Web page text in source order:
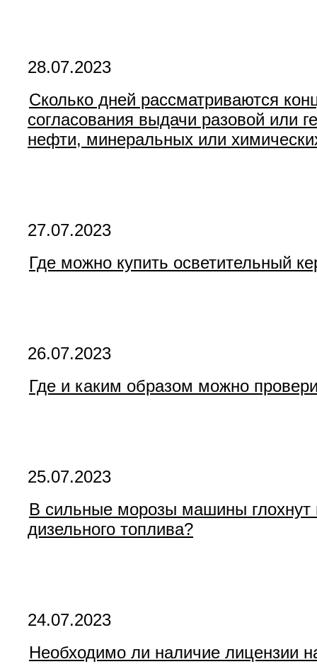
28.07.2023
Сколько дней рассматриваются
согласования выдачи разовой или
нефти, минеральных или
27.07.2023
Где можно купить осветительный
26.07.2023
Где и каким образом можно
25.07.2023
В сильные морозы машины глохнут
дизельного топлива?
24.07.2023
Необходимо ли наличие лицензии